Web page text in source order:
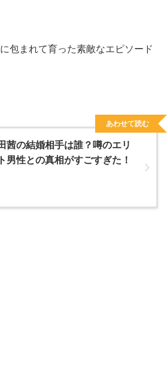
包まれて育った素敵なエピソード
茜の結婚相手は誰？噂のエリ
男性との真相がすごすぎた！
あわせて読む